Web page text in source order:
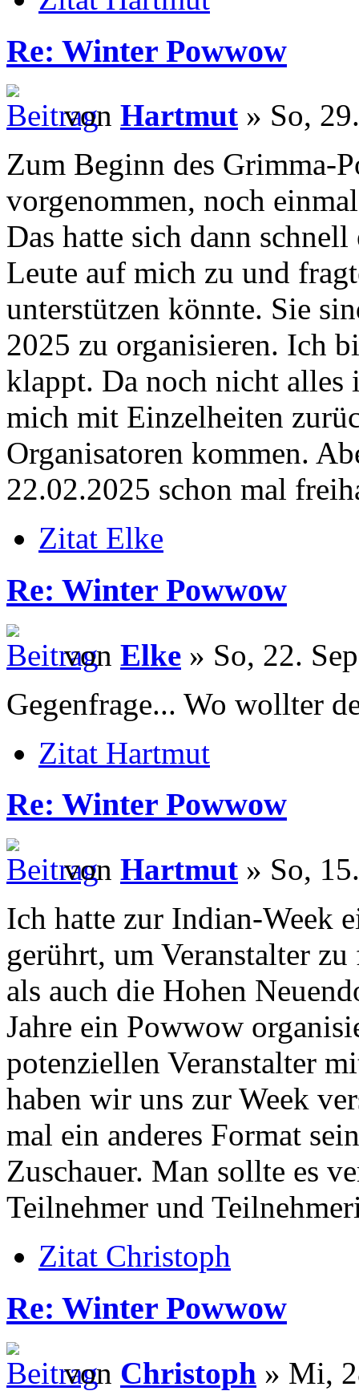
Re: Winter Powwow
von Hartmut » So,
Zum Beginn des Grimma-
vorgenommen, noch
Das hatte sich dann
Leute auf mich zu und
unterstützen könnte. Sie
2025 zu organisieren. Ich
klappt. Da noch nicht alles
mich mit Einzelheiten
Organisatoren kommen.
22.02.2025 schon mal
Zitat Elke
Re: Winter Powwow
von Elke » So, 22.
Gegenfrage... Wo wollter
Zitat Hartmut
Re: Winter Powwow
von Hartmut » So,
Ich hatte zur Indian-Week
gerührt, um Veranstalter
als auch die Hohen
Jahre ein Powwow
potenziellen Veranstalter
haben wir uns zur Week
mal ein anderes Format
Zuschauer. Man sollte es
Teilnehmer und
Zitat Christoph
Re: Winter Powwow
von Christoph » Mi,